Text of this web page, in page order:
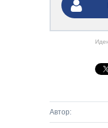
Автор: